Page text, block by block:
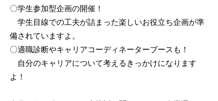
〇学生参加型企画の開催！
学生目線での工夫が詰まった楽しいお役立ち企画が準
備されていますよ。
〇適職診断やキャリアコーディネーターブースも！
自分のキャリアについて考えるきっかけになります
よ！